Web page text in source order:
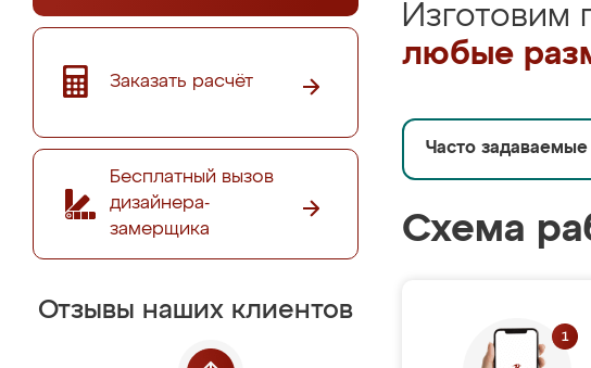
Заказать расчёт
Бесплатный вызов
дизайнера-
замерщика
Отзывы наших клиентов
Изготовим
любые
Часто
Схема